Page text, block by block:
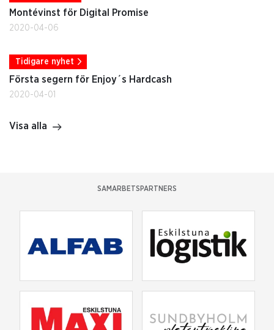
Montévinst för Digital Promise
2020-04-06
Tidigare nyhet
Första segern för Enjoy´s Hardcash
2020-04-01
Visa alla
SAMARBETSPARTNERS